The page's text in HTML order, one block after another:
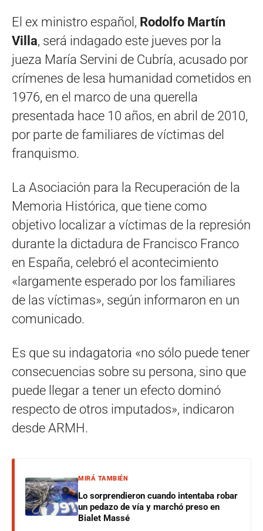
El ex ministro español, Rodolfo Martín
Villa, será indagado este jueves por la
jueza María Servini de Cubría, acusado por
crímenes de lesa humanidad cometidos en
1976, en el marco de una querella
presentada hace 10 años, en abril de 2010,
por parte de familiares de víctimas del
franquismo.
La Asociación para la Recuperación de la
Memoria Histórica, que tiene como
objetivo localizar a víctimas de la represión
durante la dictadura de Francisco Franco
en España, celebró el acontecimiento
«largamente esperado por los familiares
de las víctimas», según informaron en un
comunicado.
Es que su indagatoria «no sólo puede tener
consecuencias sobre su persona, sino que
puede llegar a tener un efecto dominó
respecto de otros imputados», indicaron
desde ARMH.
MIRÁ TAMBIÉN
Lo sorprendieron cuando intentaba robar
un pedazo de vía y marchó preso en
Bialet Massé